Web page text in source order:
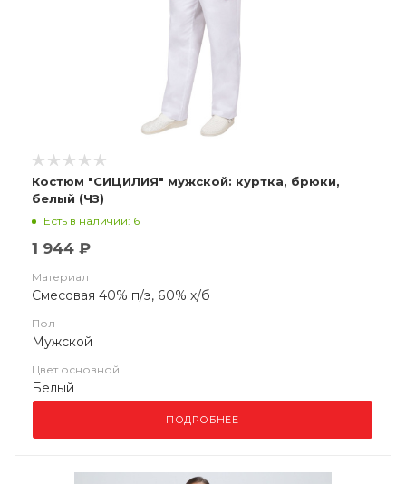
Костюм "СИЦИЛИЯ" мужской: куртка, брюки,
белый (ЧЗ)
Есть в наличии: 6
1 944 ₽
Материал
Смесовая 40% п/э, 60% х/б
Пол
Мужской
Цвет основной
Белый
ПОДРОБНЕЕ